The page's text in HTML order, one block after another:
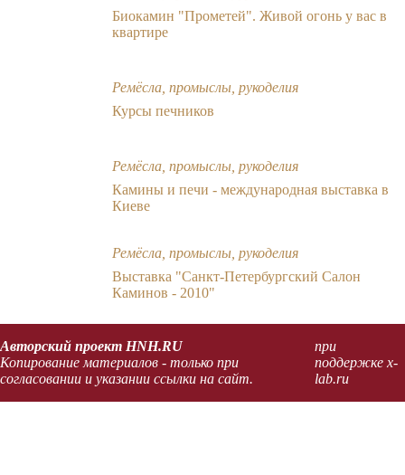
Биокамин "Прометей". Живой огонь у вас в
квартире
Ремёсла, промыслы, рукоделия
Курсы печников
Ремёсла, промыслы, рукоделия
Камины и печи - международная выставка в
Киеве
Ремёсла, промыслы, рукоделия
Выставка "Санкт-Петербургский Салон
Каминов - 2010"
Авторский проект HNH.RU
Копирование материалов - только при
согласовании и указании ссылки на сайт.
при
поддержке x-
lab.ru